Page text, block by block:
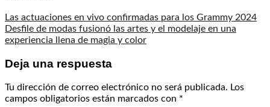
Las actuaciones en vivo confirmadas para los Grammy 2024
Desfile de modas fusionó las artes y el modelaje en una
experiencia llena de magia y color
Deja una respuesta
Tu dirección de correo electrónico no será publicada. Los
campos obligatorios están marcados con *